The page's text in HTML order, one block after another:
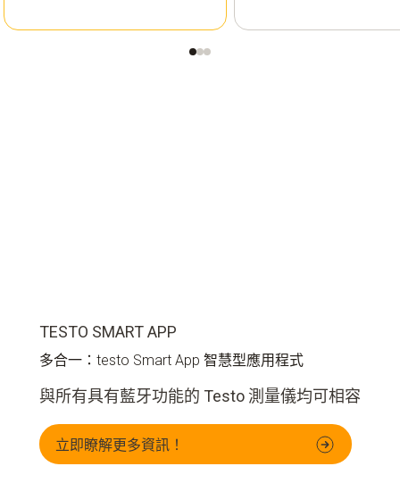
TESTO SMART APP
多合一：testo Smart App 智慧型應用程式
與所有具有藍牙功能的 Testo 測量儀均可相容
立即瞭解更多資訊！